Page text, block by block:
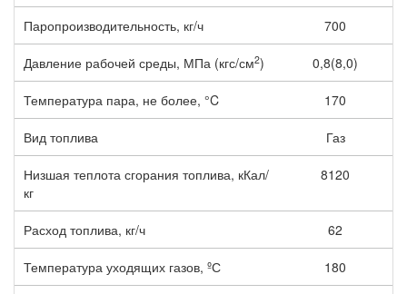
Паропроизводительность, кг/ч 700
Давление рабочей среды, МПа (кгс/см2) 0,8(8,0)
Температура пара, не более, °C 170
Вид топлива Газ
Низшая теплота сгорания топлива, кКал/
кг
8120
Расход топлива, кг/ч 62
Температура уходящих газов, ºС 180